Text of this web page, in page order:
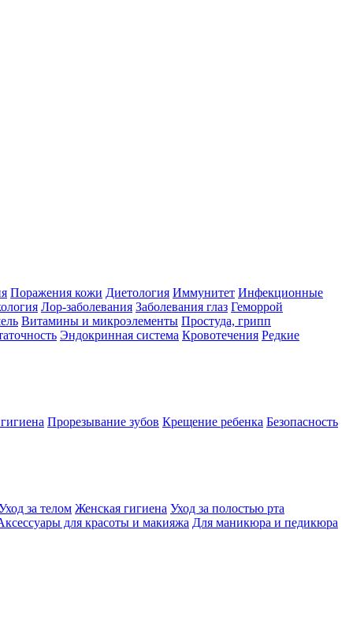
Поражения кожи Диетология Иммунитет Инфекционные
Лор-заболевания Заболевания глаз Геморрой
Витамины и микроэлементы Простуда, грипп
Эндокринная система Кровотечения Редкие
Прорезывание зубов Крещение ребенка Безопасность
за телом Женская гигиена Уход за полостью рта
для красоты и макияжа Для маникюра и педикюра